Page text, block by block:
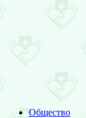
Общество